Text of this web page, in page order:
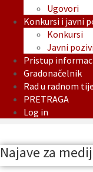
Ugovori
Konkursi i javni
Konkursi
Javni
Pristup
Gradonačelnik
Rad u radnom
PRETRAGA
Log in
Najave za